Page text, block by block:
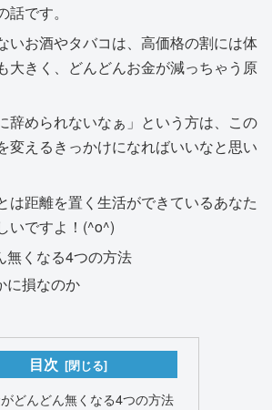
です。
いお酒やタバコは、高価格の割には体
大きく、どんどんお金が減っちゃう原
辞められないなぁ」という方は、この
変えるきっかけになればいいなと思い
は距離を置く生活ができているあなた
いですよ！(^o^)
無くなる4つの方法
に損なのか
目次
どんどん無くなる4つの方法